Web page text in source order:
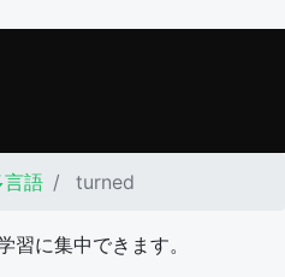
語 turned
習に集中できます。